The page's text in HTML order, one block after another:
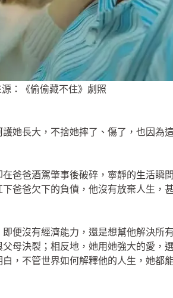
源：《偷偷藏不住》劇照
她長大，不捨她摔了、傷了，也因為
爸爸酒駕肇事後破碎，寧靜的生活瞬
爸爸欠下的負債，他沒有放棄人生，
便沒有經濟能力，還是想幫他解決所
母決裂；相反地，她用她強大的愛，
，不管世界如何解釋他的人生，她都